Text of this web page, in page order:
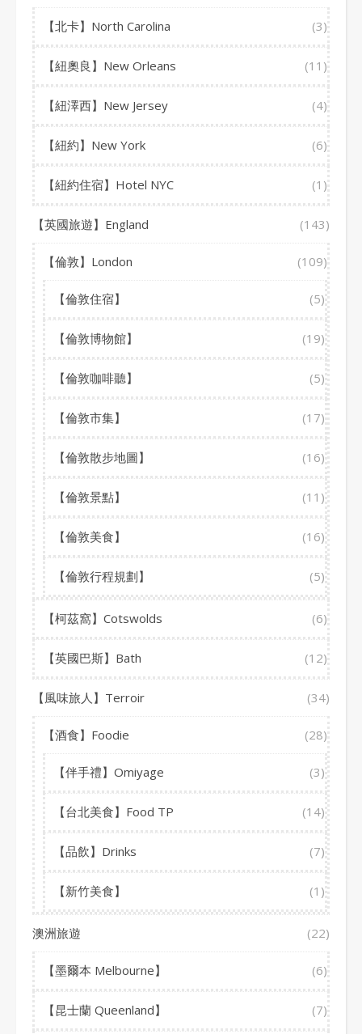
【北卡】North Carolina (3)
【紐奧良】New Orleans (11)
【紐澤西】New Jersey (4)
【紐約】New York (6)
【紐約住宿】Hotel NYC (1)
【英國旅遊】England (143)
【倫敦】London (109)
【倫敦住宿】 (5)
【倫敦博物館】 (19)
【倫敦咖啡聽】 (5)
【倫敦市集】 (17)
【倫敦散步地圖】 (16)
【倫敦景點】 (11)
【倫敦美食】 (16)
【倫敦行程規劃】 (5)
【柯茲窩】Cotswolds (6)
【英國巴斯】Bath (12)
【風味旅人】Terroir (34)
【酒食】Foodie (28)
【伴手禮】Omiyage (3)
【台北美食】Food TP (14)
【品飲】Drinks (7)
【新竹美食】 (1)
澳洲旅遊 (22)
【墨爾本 Melbourne】 (6)
【昆士蘭 Queenland】 (7)